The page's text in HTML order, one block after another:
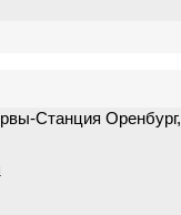
Станция Оренбург,